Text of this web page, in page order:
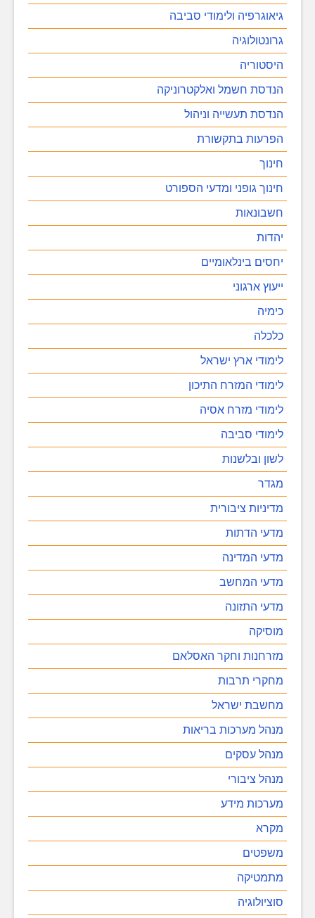
גיאוגרפיה ולימודי סביבה
גרונטולוגיה
היסטוריה
הנדסת חשמל ואלקטרוניקה
הנדסת תעשייה וניהול
הפרעות בתקשורת
חינוך
חינוך גופני ומדעי הספורט
חשבונאות
יהדות
יחסים בינלאומיים
ייעוץ ארגוני
כימיה
כלכלה
לימודי ארץ ישראל
לימודי המזרח התיכון
לימודי מזרח אסיה
לימודי סביבה
לשון ובלשנות
מגדר
מדיניות ציבורית
מדעי הדתות
מדעי המדינה
מדעי המחשב
מדעי התזונה
מוסיקה
מזרחנות וחקר האסלאם
מחקרי תרבות
מחשבת ישראל
מנהל מערכות בריאות
מנהל עסקים
מנהל ציבורי
מערכות מידע
מקרא
משפטים
מתמטיקה
סוציולוגיה